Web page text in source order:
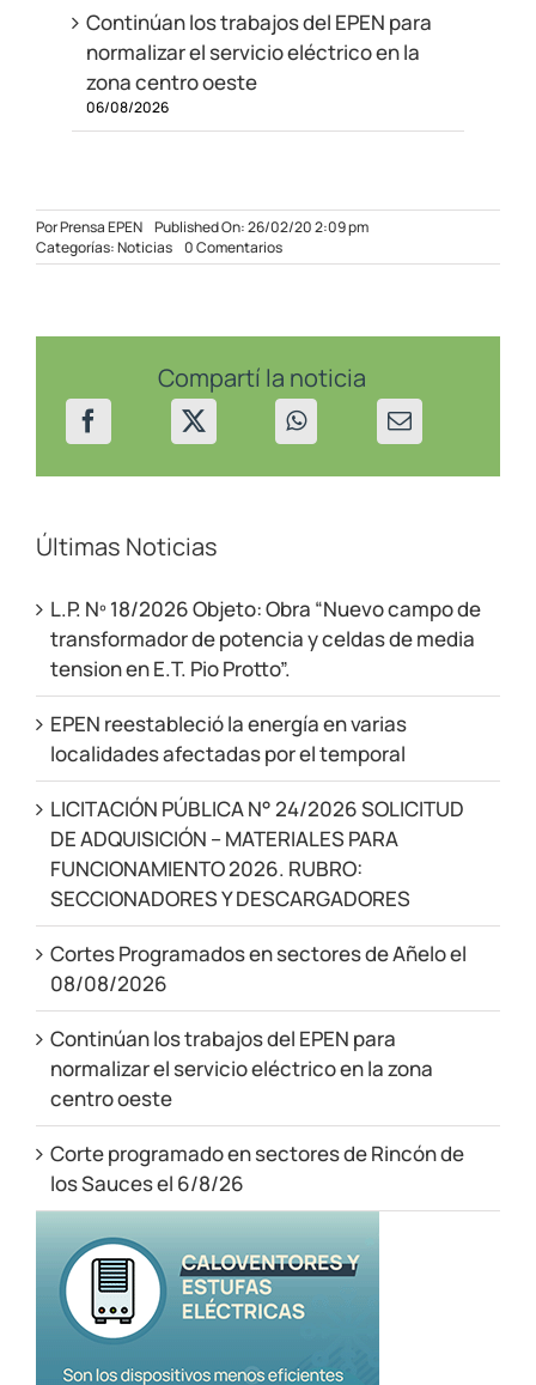
Continúan los trabajos del EPEN para
normalizar el servicio eléctrico en la
zona centro oeste
06/08/2026
PorPrensa EPEN Published On: 26/02/20 2:09 pm
Categorías:Noticias 0 Comentarioson
Avanza
acceso
a
la
EPET
Compartí la noticia
Últimas Noticias
L.P. Nº 18/2026 Objeto: Obra “Nuevo campo de
transformador de potencia y celdas de media
tension en E.T. Pio Protto”.
EPEN reestableció la energía en varias
localidades afectadas por el temporal
LICITACIÓN PÚBLICA N° 24/2026 SOLICITUD
DE ADQUISICIÓN – MATERIALES PARA
FUNCIONAMIENTO 2026. RUBRO:
SECCIONADORES Y DESCARGADORES
Cortes Programados en sectores de Añelo el
08/08/2026
Continúan los trabajos del EPEN para
normalizar el servicio eléctrico en la zona
centro oeste
Corte programado en sectores de Rincón de
los Sauces el 6/8/26